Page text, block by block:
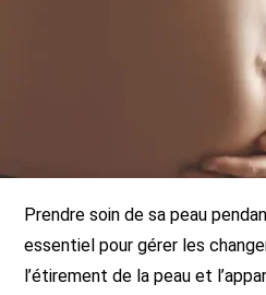
Prendre soin de sa peau
essentiel pour gérer les
l’étirement de la peau et